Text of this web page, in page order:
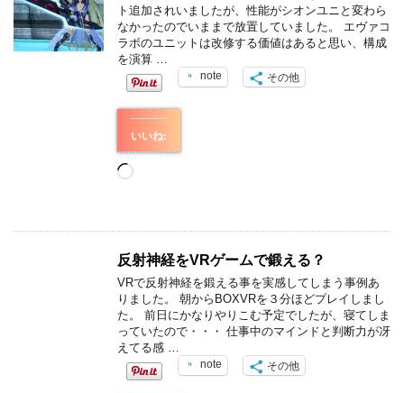
ト追加されいましたが、性能がシオンユニと変わら
なかったのでいままで放置していました。 エヴァコ
ラボのユニットは改修する価値はあると思い、構成
を演算 …
note その他
いいね:
読
み
反射神経をVRゲームで鍛える？
VRで反射神経を鍛える事を実感してしまう事例あ
りました。 朝からBOXVRを３分ほどプレイしまし
た。 前日にかなりやりこむ予定でしたが、寝てしま
っていたので・・・ 仕事中のマインドと判断力が冴
えてる感 …
note その他